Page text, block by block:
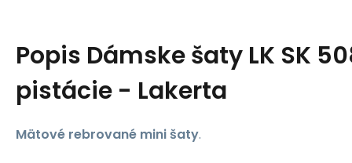
Popis Dámske šaty LK SK
pistácie - Lakerta
Mätové rebrované mini šaty.